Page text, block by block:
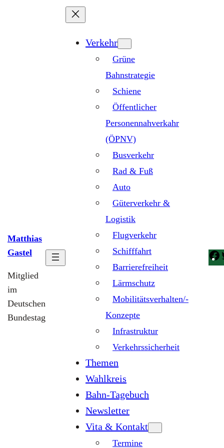
Matthias
Gastel
Mitglied
im
Deutschen
Bundestag
Verkehr
Grüne
Bahnstrategie
Schiene
Öffentlicher
Personennahverkahr
(ÖPNV)
Busverkehr
Rad & Fuß
Auto
Güterverkehr &
Logistik
Flugverkehr
Schifffahrt
Barrierefreiheit
Lärmschutz
Mobilitätsverhalten/-
Konzepte
Infrastruktur
Verkehrssicherheit
Themen
Wahlkreis
Bahn-Tagebuch
Newsletter
Vita & Kontakt
Termine